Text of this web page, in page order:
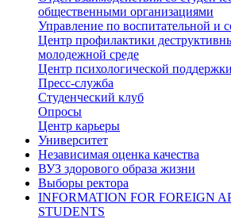
общественными организациями
Управление по воспитательной и
Центр профилактики
молодежной среде
Центр психологической поддержки
Пресс-служба
Студенческий клуб
Опросы
Центр карьеры
Университет
Независимая оценка качества
ВУЗ здорового образа жизни
Выборы ректора
INFORMATION FOR FOREIGN
STUDENTS